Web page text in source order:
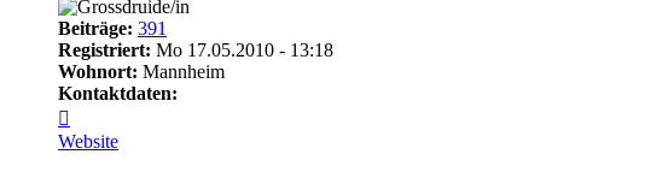
Beiträge: 391
Registriert: Mo 17.05.2010 - 13:18
Wohnort: Mannheim
Kontaktdaten:
von
++Quroq++
Website